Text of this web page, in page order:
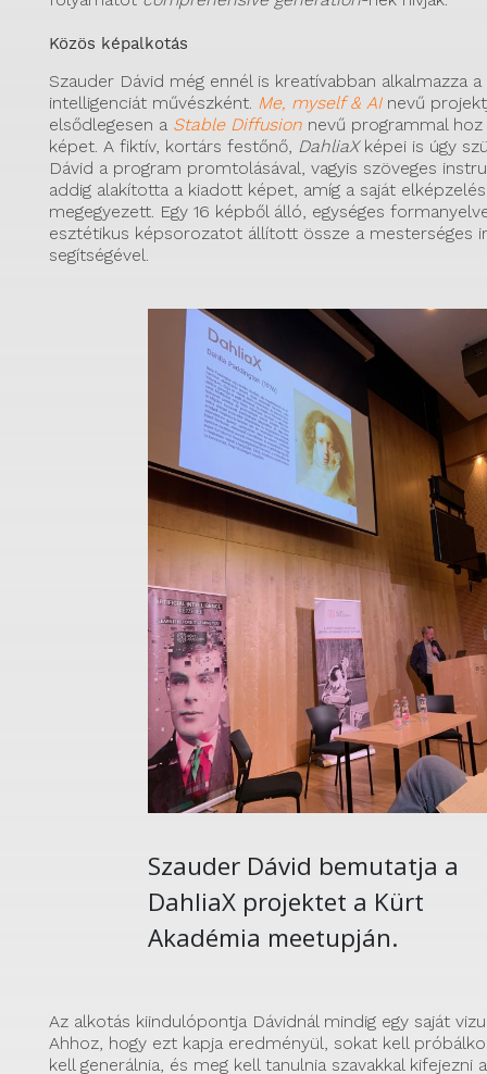
Közös képalkotás
Szauder Dávid még ennél is kreatívabban alkalmazza
intelligenciát művészként. Me, myself & AI nevű
elsődlegesen a Stable Diffusion nevű programmal
képet. A fiktív, kortárs festőnő, DahliaXképei is úgy
Dávid a program promtolásával, vagyis szöveges
addig alakította a kiadott képet, amíg a saját
megegyezett. Egy 16 képből álló, egységes
esztétikus képsorozatot állított össze a mesterséges
segítségével.
Szauder Dávid bemutatja a
DahliaX projektet a Kürt
Akadémia meetupján.
Az alkotás kiindulópontja Dávidnál mindig egy saját
Ahhoz, hogy ezt kapja eredményül, sokat kell
kell generálnia, és meg kell tanulnia szavakkal kifejezni